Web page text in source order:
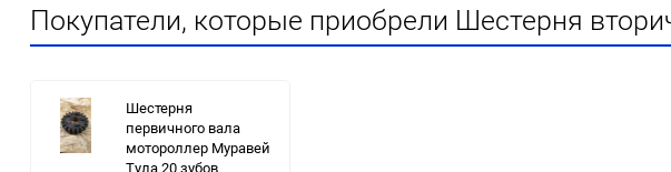
Покупатели, которые приобрели Шестерня
Шестерня
первичного вала
мотороллер Муравей
Тула 20 зубов